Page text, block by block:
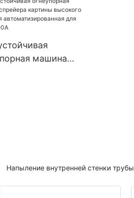
машина
давления
машина
Напыление внутренней стенки трубы